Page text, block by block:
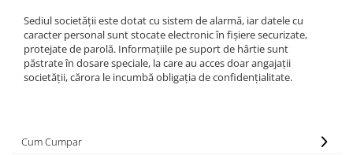
Sediul societăţii este dotat cu sistem de alarmă, iar datele cu
caracter personal sunt stocate electronic în fişiere securizate,
protejate de parolă. Informaţiile pe suport de hârtie sunt
păstrate în dosare speciale, la care au acces doar angajaţii
societăţii, cărora le incumbă obligaţia de confidenţialitate.
Cum Cumpar